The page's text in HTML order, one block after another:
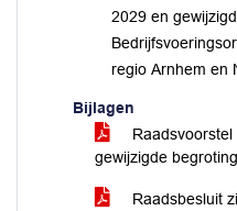
2029 en
regio Arnhem en
Bijlagen
gewijzigde
Raadsbesluit